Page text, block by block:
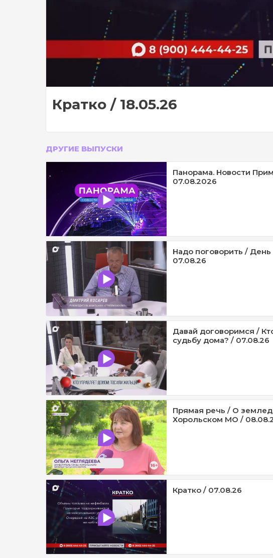
Кратко / 18.05.26
ДРУГИЕ ВЫПУСКИ
Панорама. Новости
07.08.2026
Надо поговорить /
07.08.26
Давай договоримся /
судьбу дома? / 07.08.26
Прямая речь / О
Хорольском МО /
Кратко / 07.08.26